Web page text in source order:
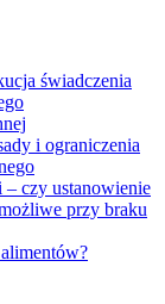
świadczenia
i ograniczenia
– czy ustanowienie
przy braku